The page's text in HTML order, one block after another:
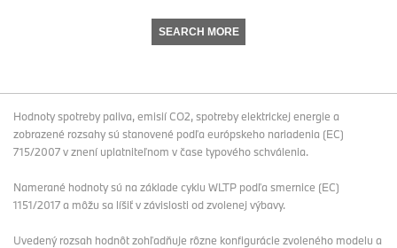
SEARCH MORE
Hodnoty spotreby paliva, emisií CO2, spotreby elektrickej energie a
zobrazené rozsahy sú stanovené podľa európskeho nariadenia (EC)
715/2007 v znení uplatniteľnom v čase typového schválenia.
Namerané hodnoty sú na základe cyklu WLTP podľa smernice (EC)
1151/2017 a môžu sa líšiť v závislosti od zvolenej výbavy.
Uvedený rozsah hodnôt zohľadňuje rôzne konfigurácie zvoleného modelu a